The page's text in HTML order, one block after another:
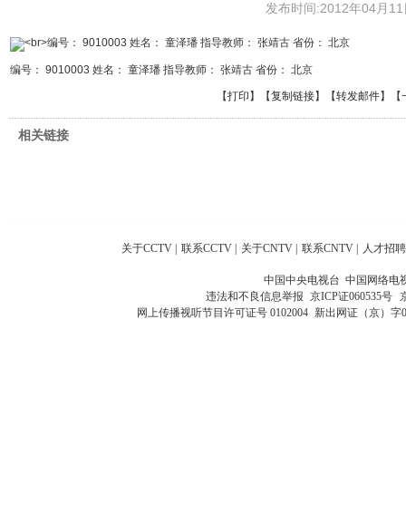
发布时间:2012年04月
编号： 9010003 姓名： 童泽璠 指导教师： 张靖古 省份： 北京
【打印 】【复制链接】【转发邮件】
相关链接
关于CCTV 联系CCTV 关于CNTV 联系CNTV 人才招聘
中国中央电视台 中国网络电
违法和不良信息举报 京ICP证060535号
网上传播视听节目许可证号 0102004 新出网证（京）